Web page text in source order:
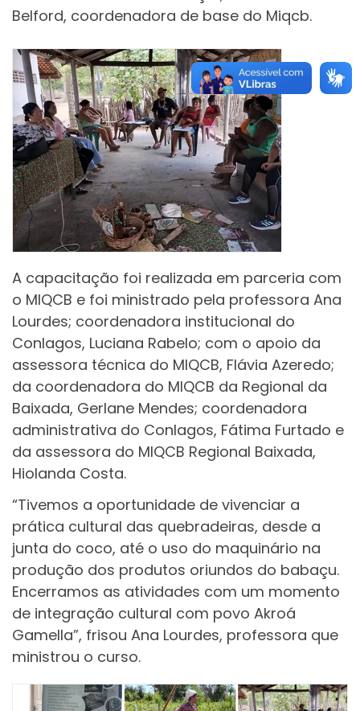
Belford, coordenadora de base do Miqcb.
A capacitação foi realizada em parceria com
o MIQCB e foi ministrado pela professora Ana
Lourdes; coordenadora institucional do
Conlagos, Luciana Rabelo; com o apoio da
assessora técnica do MIQCB, Flávia Azeredo;
da coordenadora do MIQCB da Regional da
Baixada, Gerlane Mendes; coordenadora
administrativa do Conlagos, Fátima Furtado e
da assessora do MIQCB Regional Baixada,
Hiolanda Costa.
“Tivemos a oportunidade de vivenciar a
prática cultural das quebradeiras, desde a
junta do coco, até o uso do maquinário na
produção dos produtos oriundos do babaçu.
Encerramos as atividades com um momento
de integração cultural com povo Akroá
Gamella”, frisou Ana Lourdes, professora que
ministrou o curso.